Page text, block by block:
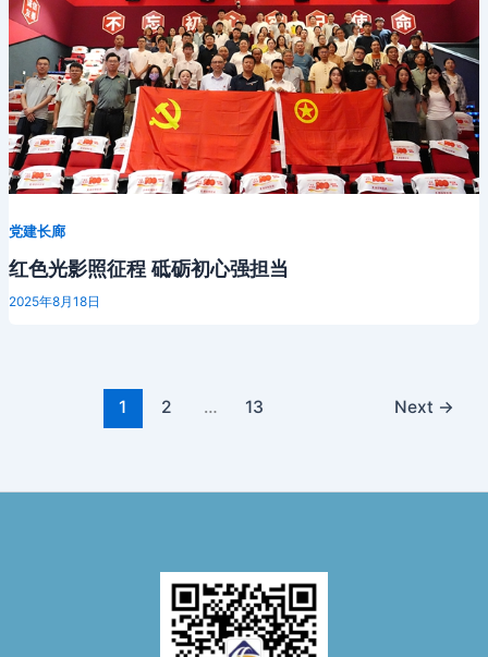
党建长廊
红色光影照征程 砥砺初心强担当
2025年8月18日
1 2 … 13 Next →